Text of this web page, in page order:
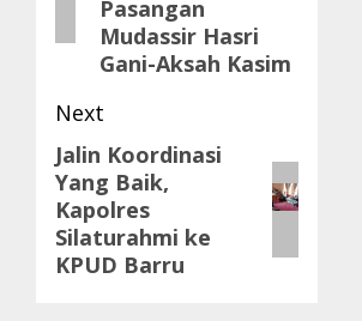
Pasangan
Mudassir Hasri
Gani-Aksah Kasim
Next
Next
post:
Jalin Koordinasi
Yang Baik,
Kapolres
Silaturahmi ke
KPUD Barru